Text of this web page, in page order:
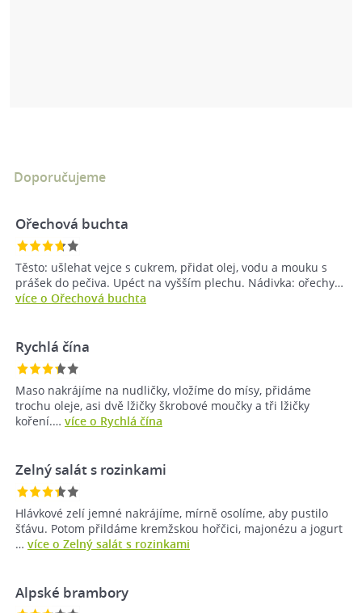
Doporučujeme
Ořechová buchta
Těsto: ušlehat vejce s cukrem, přidat olej, vodu a mouku s
prášek do pečiva. Upéct na vyšším plechu. Nádivka: ořechy…
více o Ořechová buchta
Rychlá čína
Maso nakrájíme na nudličky, vložíme do mísy, přidáme
trochu oleje, asi dvě lžičky škrobové moučky a tři lžičky
koření.… více o Rychlá čína
Zelný salát s rozinkami
Hlávkové zelí jemné nakrájíme, mírně osolíme, aby pustilo
šťávu. Potom přildáme kremžskou hořčici, majonézu a jogurt
… více o Zelný salát s rozinkami
Alpské brambory